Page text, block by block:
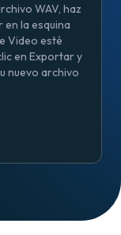
WAV, haz
la esquina
Video esté
en Exportar y
nuevo archivo